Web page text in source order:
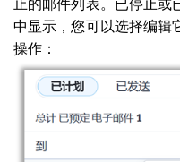
中显示，您可以选择编辑
操作：